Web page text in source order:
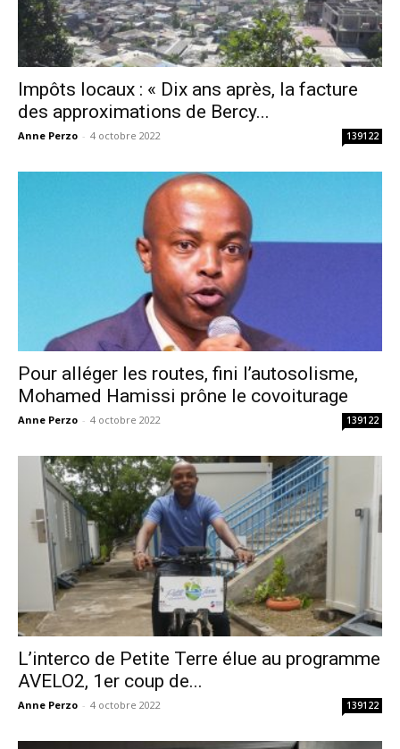
Impôts locaux : « Dix ans après, la facture
des approximations de Bercy...
Anne Perzo - 4 octobre 2022 139122
Pour alléger les routes, fini l’autosolisme,
Mohamed Hamissi prône le covoiturage
Anne Perzo - 4 octobre 2022 139122
L’interco de Petite Terre élue au programme
AVELO2, 1er coup de...
Anne Perzo - 4 octobre 2022 139122